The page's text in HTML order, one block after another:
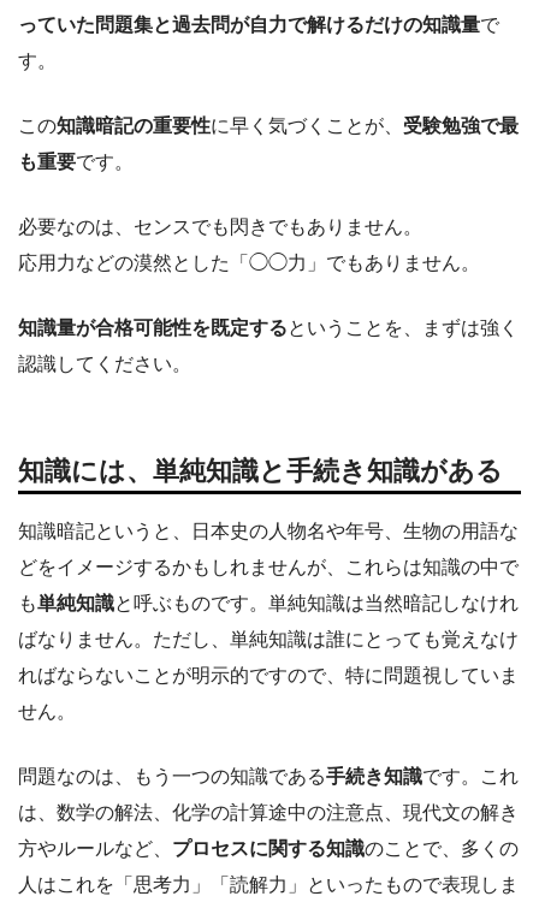
っていた問題集と過去問が自力で解けるだけの知識量で
す。
この知識暗記の重要性に早く気づくことが、 受験勉強で最
も重要です。
必要なのは、センスでも閃きでもありません。
応用力などの漠然とした「◯◯力」でもありません。
知識量が合格可能性を既定する ということを、まずは強く
認識してください。
知識には、単純知識と手続き知識がある
知識暗記というと、日本史の人物名や年号、生物の用語な
どをイメージするかもしれませんが、これらは知識の中で
も単純知識と呼ぶものです。単純知識は当然暗記しなけれ
ばなりません。ただし、単純知識は誰にとっても覚えなけ
ればならないことが明示的ですので、特に問題視していま
せん。
問題なのは、もう一つの知識である手続き知識です。これ
は、数学の解法、化学の計算途中の注意点、現代文の解き
方やルールなど、 プロセスに関する知識のことで、多くの
人はこれを「思考力」「読解力」といったもので表現しま